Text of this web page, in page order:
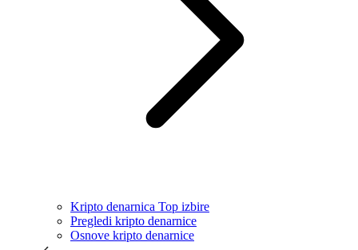
Kripto denarnica Top izbire
Pregledi kripto denarnice
Osnove kripto denarnice